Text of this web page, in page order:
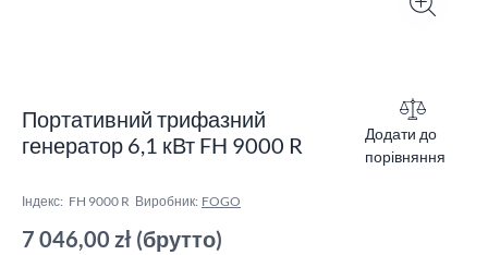
Портативний трифазний
генератор 6,1 кВт FH 9000 R
Додати до
порівняння
Індекс: FH 9000 R Виробник: FOGO
7 046,00 zł (брутто)